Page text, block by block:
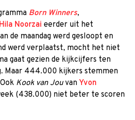
Born Winners,
Hila Noorzai eerder uit het
de maandag werd gesloopt en
werd verplaatst, mocht het niet
gaat gezien de kijkcijfers ten
Maar 444.000 kijkers stemmen
Kook van Jouvan Yvon
(438.000) niet beter te scoren